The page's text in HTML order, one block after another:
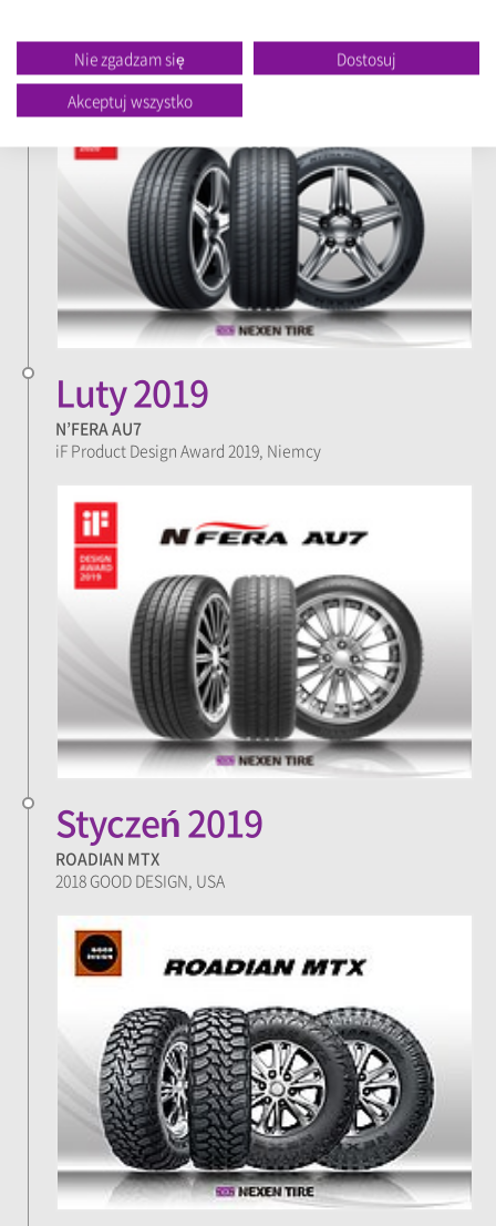
Luty 2019
N’FERA AU7
iF Product Design Award 2019, Niemcy
Styczeń 2019
ROADIAN MTX
2018 GOOD DESIGN, USA
Nie zgadzam się
Dostosuj
Akceptuj wszystko